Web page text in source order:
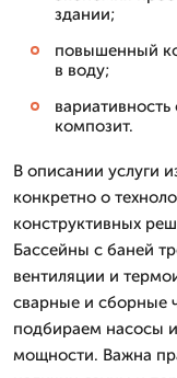
здании;
повышенный
в воду;
композит.
В описании услуги
конкретно о
конструктивных
Бассейны с баней
вентиляции и
сварные и сборные
подбираем насосы
мощности. Важна